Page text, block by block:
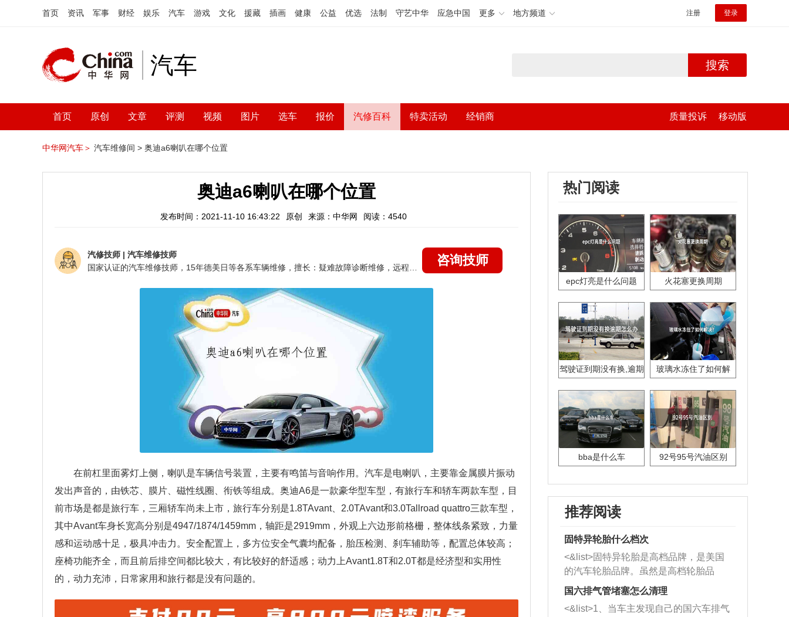
首页 资讯 军事 财经 娱乐 汽车 游戏 文化 援藏 插画 健康 公益 优选 法制 守艺中华 应急中国 更多 地方频道 注册 登录
汽车 搜索
首页 原创 文章 评测 视频 图片 选车 报价 汽修百科 特卖活动 经销商 质量投诉 移动版
中华网汽车＞ 汽车维修间 > 奥迪a6喇叭在哪个位置
奥迪a6喇叭在哪个位置
发布时间：2021-11-10 16:43:22 原创 来源：中华网 阅读：4540
汽修技师 | 汽车维修技师
咨询技师
在前杠里面雾灯上侧，喇叭是车辆信号装置，主要有鸣笛与音响作用。汽车是电喇叭，主要靠金属膜片振动
发出声音的，由铁芯、膜片、磁性线圈、衔铁等组成。奥迪A6是一款豪华型车型，有旅行车和轿车两款车型，目
前市场是都是旅行车，三厢轿车尚未上市，旅行车分别是1.8TAvant、2.0TAvant和3.0Tallroad quattro三款车型，
其中Avant车身长宽高分别是4947/1874/1459mm，轴距是2919mm，外观上六边形前格栅，整体线条紧致，力量
感和运动感十足，极具冲击力。安全配置上，多方位安全气囊均配备，胎压检测、刹车辅助等，配置总体较高；
座椅功能齐全，而且前后排空间都比较大，有比较好的舒适感；动力上Avant1.8T和2.0T都是经济型和实用性
的，动力充沛，日常家用和旅行都是没有问题的。
热门阅读
epc灯亮是什么问题 火花塞更换周期
驾驶证到期没有换,逾期
玻璃水冻住了如何解
bba是什么车 92号95号汽油区别
推荐阅读
固特异轮胎什么档次
<&list>固特异轮胎是高档品牌，是美国
的汽车轮胎品牌。虽然是高档轮胎品
牌，但是中高低端的轮胎都有生产，这
也是为了更好的开拓市场。
国六排气管堵塞怎么清理
<&list>1、当车主发现自己的国六车排气